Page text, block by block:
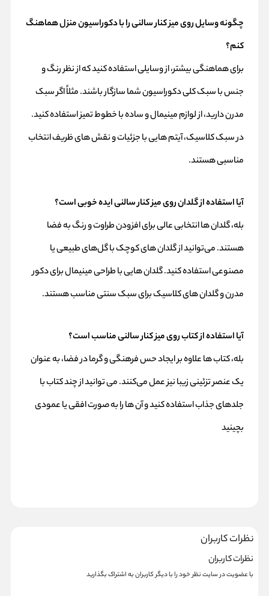
چگونه وسایل روی میز کنار سالنی را با دکوراسیون منزل هماهنگ
کنم؟
برای هماهنگی بیشتر، از وسایلی استفاده کنید که از نظر رنگ و
جنس با سبک کلی دکوراسیون شما سازگار باشند. مثلاً اگر سبک
مدرن دارید، از لوازم مینیمال و ساده با خطوط تمیز استفاده کنید.
در سبک کلاسیک، آیتم‌ هایی با جزئیات و نقش‌ های ظریف انتخاب
مناسبی هستند.
آیا استفاده از گلدان روی میز کنار سالنی ایده خوبی است؟
بله، گلدان‌ ها انتخابی عالی برای افزودن طراوت و رنگ به فضا
هستند. می‌توانید از گلدان‌ های کوچک با گل‌های طبیعی یا
مصنوعی استفاده کنید. گلدان‌ هایی با طراحی مینیمال برای دکور
مدرن و گلدان‌ های کلاسیک برای سبک سنتی مناسب هستند.
آیا استفاده از کتاب روی میز کنار سالنی مناسب است؟
بله، کتاب‌ ها علاوه بر ایجاد حس فرهنگی و گرما در فضا، به عنوان
یک عنصر تزئینی زیبا نیز عمل می‌کنند. می‌ توانید از چند کتاب با
جلدهای جذاب استفاده کنید و آن‌ ها را به صورت افقی یا عمودی
بچینید
نظرات کاربران
نظرات کاربران
با عضویت در سایت نظر خود را با دیگر کاربران به اشتراک بگذارید